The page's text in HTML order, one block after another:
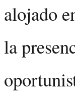
alojado
la